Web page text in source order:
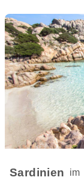
Sardinien im